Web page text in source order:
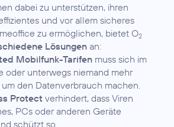
dabei zu unterstützen, ihren
und vor allem sicheres
zu ermöglichen, bietet O2
Lösungen
Mobilfunk-Tarifen muss sich im
oder unterwegs niemand mehr
den Datenverbrauch machen.
Protect verhindert, dass Viren
PCs oder anderen Geräte
schützt so